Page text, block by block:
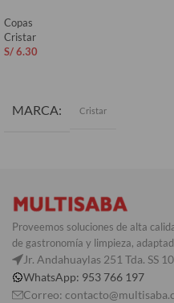
Copas
Cristar
S/6.30
MARCA Cristar
Proveemos soluciones de alta
de gastronomía y limpieza,
Jr. Andahuaylas 251 Tda. SS
WhatsApp: 953 766 197
Correo: